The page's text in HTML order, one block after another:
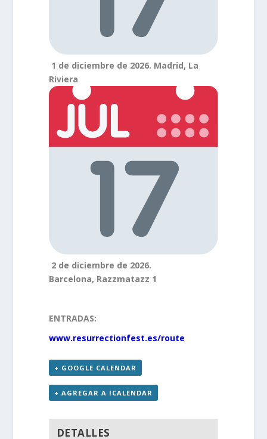
1 de diciembre de 2026. Madrid, La
Riviera
2 de diciembre de 2026.
Barcelona, Razzmatazz 1
ENTRADAS:
www.resurrectionfest.es/route
+ GOOGLE CALENDAR
+ AGREGAR A ICALENDAR
DETALLES